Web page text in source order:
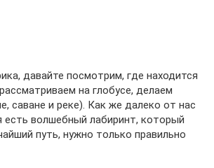
давайте посмотрим, где находится
на глобусе, делаем
саване и реке). Как же далеко от нас
есть волшебный лабиринт, который
путь, нужно только правильно